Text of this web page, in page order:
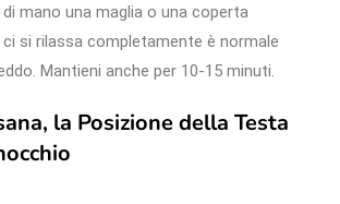
mano una maglia o una coperta
si rilassa completamente è normale
Mantieni anche per 10-15 minuti.
la Posizione della Testa